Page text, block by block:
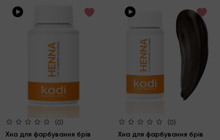
(0)
Хна для фарбування брів
(0)
Хна для фарбування брів